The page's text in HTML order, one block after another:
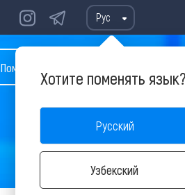
Рус
Хотите поменять
Русский
Узбекский
Помощь в подборе тура